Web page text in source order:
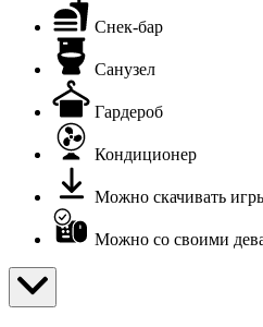
Снек-бар
Санузел
Гардероб
Кондиционер
Можно скачивать
Можно со своими